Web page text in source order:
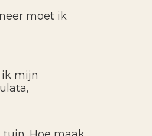
moet ik
ik mijn